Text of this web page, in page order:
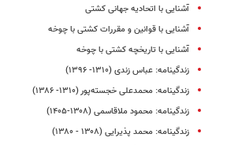
آشنایی با اتحادیه جهانی کشتی
آشنایی با قوانین و مقررات کشتی با چوخه
آشنایی با تاریخچه کشتی با چوخه
زندگینامه: عباس زندی (۱۳۱۰- ۱۳۹۶)
زندگینامه: محمدعلی خجسته‌پور (۱۳۱۰- ۱۳۸۶)
زندگینامه: محمود ملاقاسمی (۱۳۰۸-۱۴۰۵)
زندگینامه: محمد پذیرایی (۱۳۰۸ - ۱۳۸۰)